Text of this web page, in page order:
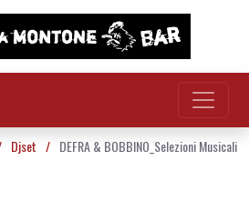
Djset / DEFRA & BOBBINO_Selezioni Musicali